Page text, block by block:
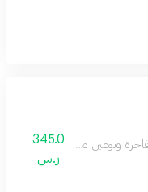
345.0
ر.س